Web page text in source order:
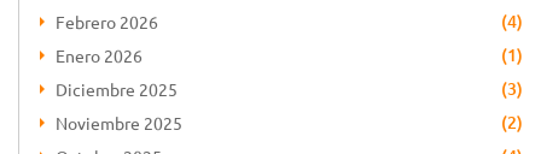
Febrero 2026 (4)
Enero 2026 (1)
Diciembre 2025 (3)
Noviembre 2025 (2)